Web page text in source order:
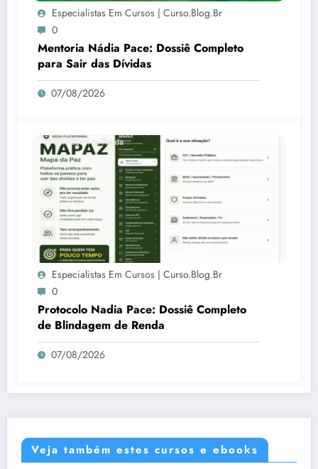
Especialistas Em Cursos | Curso.blog.br
0
Mentoria Nádia Pace: Dossiê Completo
para Sair das Dívidas
07/08/2026
Especialistas Em Cursos | Curso.blog.br
0
Protocolo Nadia Pace: Dossiê Completo
de Blindagem de Renda
07/08/2026
Veja também estes cursos e ebooks